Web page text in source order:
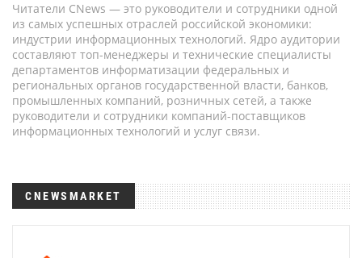
Читатели CNews — это руководители и сотрудники одной
из самых успешных отраслей российской экономики:
индустрии информационных технологий. Ядро аудитории
составляют топ-менеджеры и технические специалисты
департаментов информатизации федеральных и
региональных органов государственной власти, банков,
промышленных компаний, розничных сетей, а также
руководители и сотрудники компаний-поставщиков
информационных технологий и услуг связи.
CNEWSMARKET